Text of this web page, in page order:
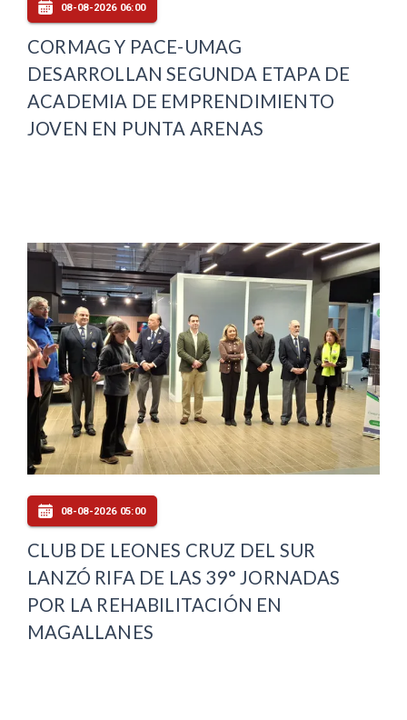
08-08-2026 06:00
CORMAG Y PACE-UMAG
DESARROLLAN SEGUNDA ETAPA DE
ACADEMIA DE EMPRENDIMIENTO
JOVEN EN PUNTA ARENAS
08-08-2026 05:00
CLUB DE LEONES CRUZ DEL SUR
LANZÓ RIFA DE LAS 39° JORNADAS
POR LA REHABILITACIÓN EN
MAGALLANES